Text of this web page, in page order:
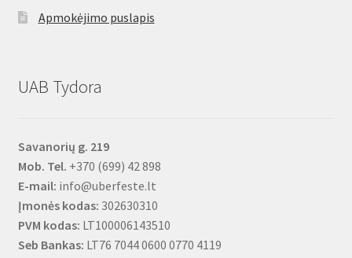
Apmokėjimo puslapis
UAB Tydora
Savanorių g. 219
Mob. Tel. +370 (699) 42 898
E-mail: info@uberfeste.lt
Įmonės kodas: 302630310
PVM kodas: LT100006143510
Seb Bankas: LT76 7044 0600 0770 4119